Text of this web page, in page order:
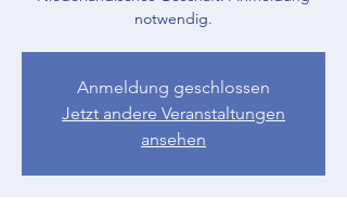
notwendig.
Anmeldung geschlossen
Jetzt andere Veranstaltungen
ansehen